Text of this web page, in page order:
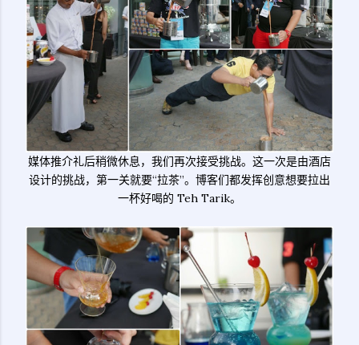
媒体推介礼后稍微休息，我们再次接受挑战。这一次是由酒店
设计的挑战，第一关就要“拉茶”。博客们都发挥创意想要拉出
一杯好喝的 Teh Tarik。